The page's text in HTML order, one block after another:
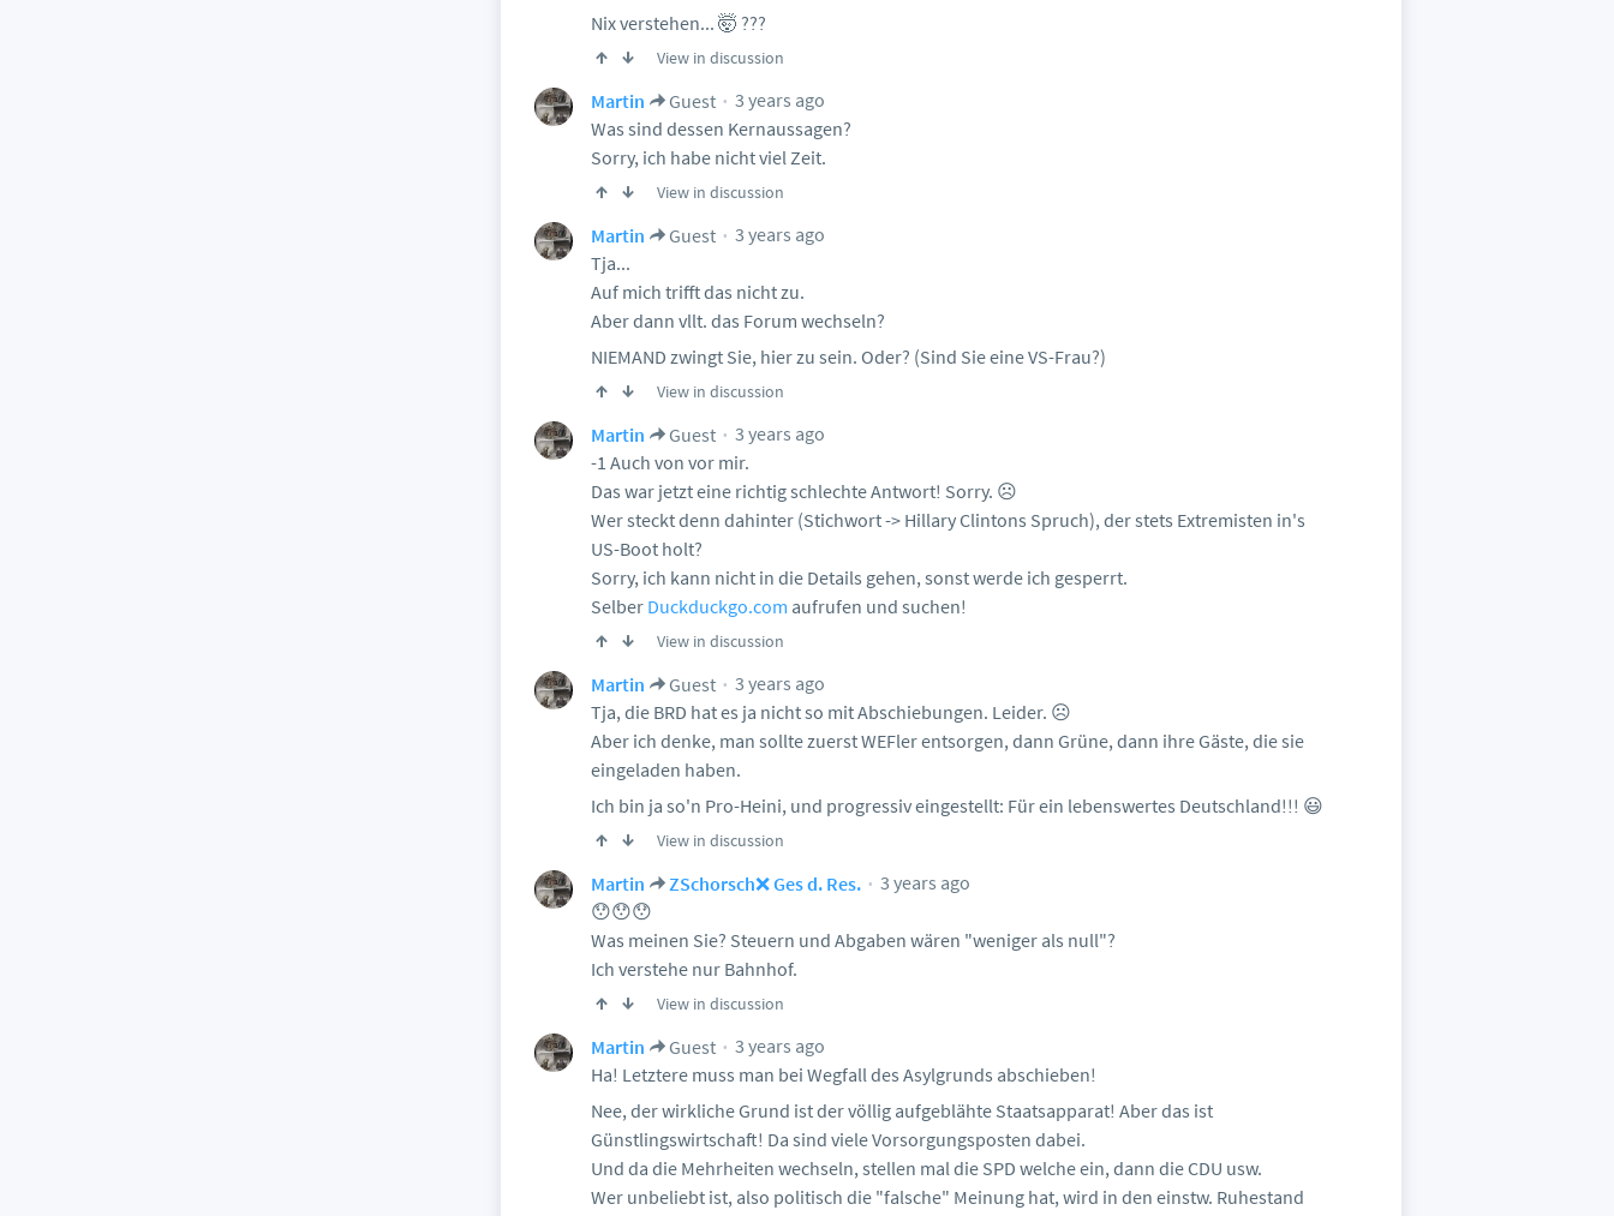
Nix verstehen... 🤯 ???
View in discussion
Martin Guest
3 years ago
Was sind dessen Kernaussagen?
Sorry, ich habe nicht viel Zeit.
View in discussion
Martin Guest
3 years ago
Tja...
Auf mich trifft das nicht zu.
Aber dann vllt. das Forum wechseln?
NIEMAND zwingt Sie, hier zu sein. Oder? (Sind Sie eine VS-Frau?)
View in discussion
Martin Guest
3 years ago
-1 Auch von vor mir.
Das war jetzt eine richtig schlechte Antwort! Sorry. ☹️
Wer steckt denn dahinter (Stichwort -> Hillary Clintons Spruch), der stets Extremisten in's
US-Boot holt?
Sorry, ich kann nicht in die Details gehen, sonst werde ich gesperrt.
Selber Duckduckgo.com aufrufen und suchen!
View in discussion
Martin Guest
3 years ago
Tja, die BRD hat es ja nicht so mit Abschiebungen. Leider. ☹️
Aber ich denke, man sollte zuerst WEFler entsorgen, dann Grüne, dann ihre Gäste, die sie
eingeladen haben.
Ich bin ja so'n Pro-Heini, und progressiv eingestellt: Für ein lebenswertes Deutschland!!! 😃
View in discussion
Martin ZSchorsch❌ Ges d. Res.
3 years ago
😯😯😯
Was meinen Sie? Steuern und Abgaben wären "weniger als null"?
Ich verstehe nur Bahnhof.
View in discussion
Martin Guest
3 years ago
Ha! Letztere muss man bei Wegfall des Asylgrunds abschieben!
Nee, der wirkliche Grund ist der völlig aufgeblähte Staatsapparat! Aber das ist
Günstlingswirtschaft! Da sind viele Vorsorgungsposten dabei.
Und da die Mehrheiten wechseln, stellen mal die SPD welche ein, dann die CDU usw.
Wer unbeliebt ist, also politisch die "falsche" Meinung hat, wird in den einstw. Ruhestand